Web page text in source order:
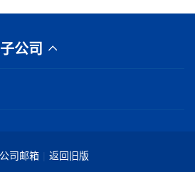
步合作意向等作了推介发言。宣城市
兴局及宣城经开区管委会、宣城现代
、合作共赢，真正把省委部署要求落
凸显。他指出，国元金控集团作为省
挥作用的空间，把握阜阳发展所需、市
点，全方位深化务实合作，不断健全
返乡农民工创业园及集团所属国元保
公司
公司邮箱 返回旧版